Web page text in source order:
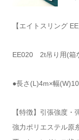
【エイトスリング EE
EE020 2t吊り用(箱
●長さ(L)4m×幅
【特徴】引張強度
強力ポリエステル原